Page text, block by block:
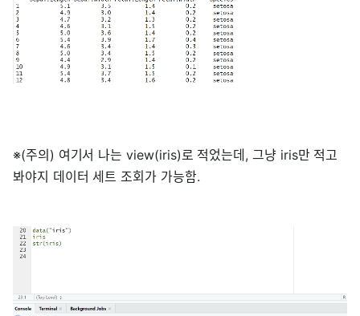
※(주의) 여기서 나는 view(iris)로 적었는데, 그냥 iris만 적고
봐야지 데이터 세트 조회가 가능함.